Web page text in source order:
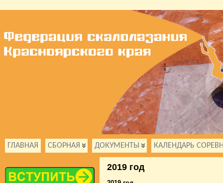
ГЛАВНАЯ СБОРНАЯ ДОКУМЕНТЫ КАЛЕНДАРЬ
2019 год